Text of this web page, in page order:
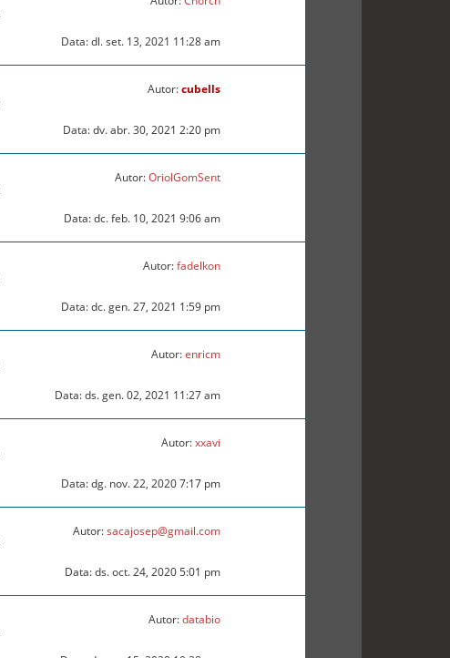
Data: dl. set. 13, 2021 11:28 am
Autor:cubells
Data: dv. abr. 30, 2021 2:20 pm
Autor:OriolGomSent
Data: dc. feb. 10, 2021 9:06 am
Autor:fadelkon
Data: dc. gen. 27, 2021 1:59 pm
Autor:enricm
Data: ds. gen. 02, 2021 11:27 am
Autor:xxavi
Data: dg. nov. 22, 2020 7:17 pm
Autor:sacajosep@gmail.com
Data: ds. oct. 24, 2020 5:01 pm
Autor:databio